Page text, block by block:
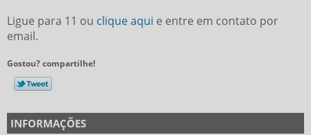
Ligue para 11 ou clique aqui e entre em contato por
email.
Gostou? compartilhe!
INFORMAÇÕES